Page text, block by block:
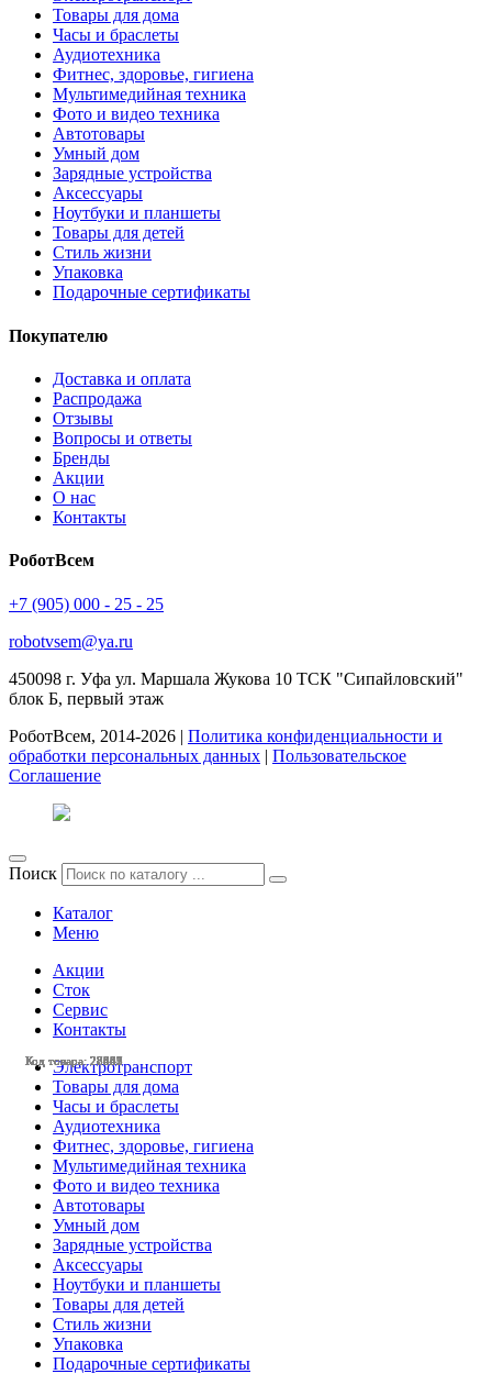
Код товара: 28562
Код товара: 28446
Код товара: 28445
Код товара: 28337
Код товара: 28329
Код товара: 28261
Код товара: 27653
Код товара: 27652
Код товара: 27642
Код товара: 28561
Код товара: 28537
Код товара: 28443
Товары для дома
Часы и браслеты
Аудиотехника
Фитнес, здоровье, гигиена
Мультимедийная техника
Фото и видео техника
Автотовары
Умный дом
Зарядные устройства
Аксессуары
Ноутбуки и планшеты
Товары для детей
Стиль жизни
Упаковка
Подарочные сертификаты
Покупателю
Доставка и оплата
Распродажа
Отзывы
Вопросы и ответы
Бренды
Акции
О нас
Контакты
РоботВсем
+7 (905) 000 - 25 - 25
robotvsem@ya.ru
450098 г. Уфа ул. Маршала Жукова 10 ТСК "Сипайловский"
блок Б, первый этаж
РоботВсем, 2014-2026 | Политика конфиденциальности и
обработки персональных данных | Пользовательское
Соглашение
Поиск
Каталог
Меню
Акции
Сток
Сервис
Контакты
Электротранспорт
Товары для дома
Часы и браслеты
Аудиотехника
Фитнес, здоровье, гигиена
Мультимедийная техника
Фото и видео техника
Автотовары
Умный дом
Зарядные устройства
Аксессуары
Ноутбуки и планшеты
Товары для детей
Стиль жизни
Упаковка
Подарочные сертификаты